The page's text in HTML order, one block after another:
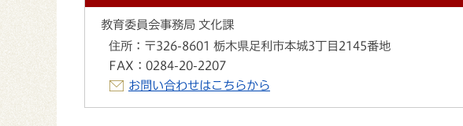
教育委員会事務局 文化課
住所： 〒326-8601 栃木県足利市本城3丁目2145番地
FAX： 0284-20-2207
お問い合わせはこちらから